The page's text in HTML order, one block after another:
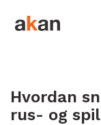
Hopp til innhold
Hvordan
rus- og